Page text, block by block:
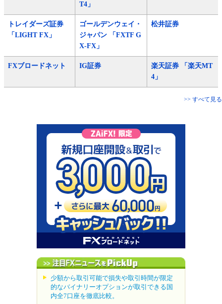
T4」
トレイダーズ証券
「LIGHT FX」
ゴールデンウェイ・
ジャパン 「FXTF G
X-FX」
松井証券
FXブロードネット IG証券
楽天証券 「楽天MT
4」
>> すべて見る
少額から取引可能で損失や取引時間が限定
的なバイナリーオプションが取引できる国
内全7口座を徹底比較。